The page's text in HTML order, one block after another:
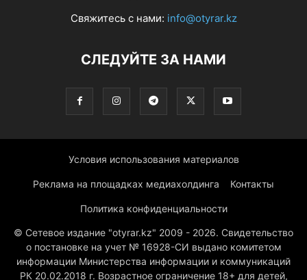
Свяжитесь с нами: info@otyrar.kz
СЛЕДУЙТЕ ЗА НАМИ
Условия использования материалов
Реклама на площадках медиахолдинга Контакты
Политика конфиденциальности
© Сетевое издание "otyrar.kz" 2009 - 2026. Свидетельство
о постановке на учет № 16928-СИ выдано комитетом
информации Министерства информации и коммуникаций
РК 20.02.2018 г. Возрастное ограничение 18+ для детей,